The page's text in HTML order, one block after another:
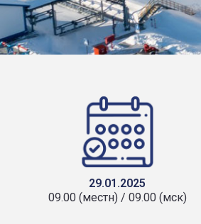
29.01.2025
09.00 (местн) / 09.00 (мск)